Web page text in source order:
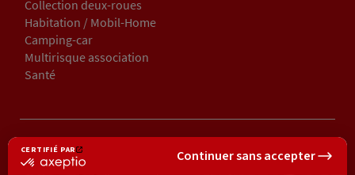
Collection deux-roues
Habitation / Mobil-Home
Camping-car
Multirisque association
Santé
Horaires